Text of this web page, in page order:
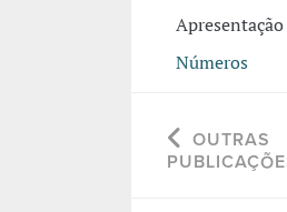
Apresentação
Números
OUTRAS